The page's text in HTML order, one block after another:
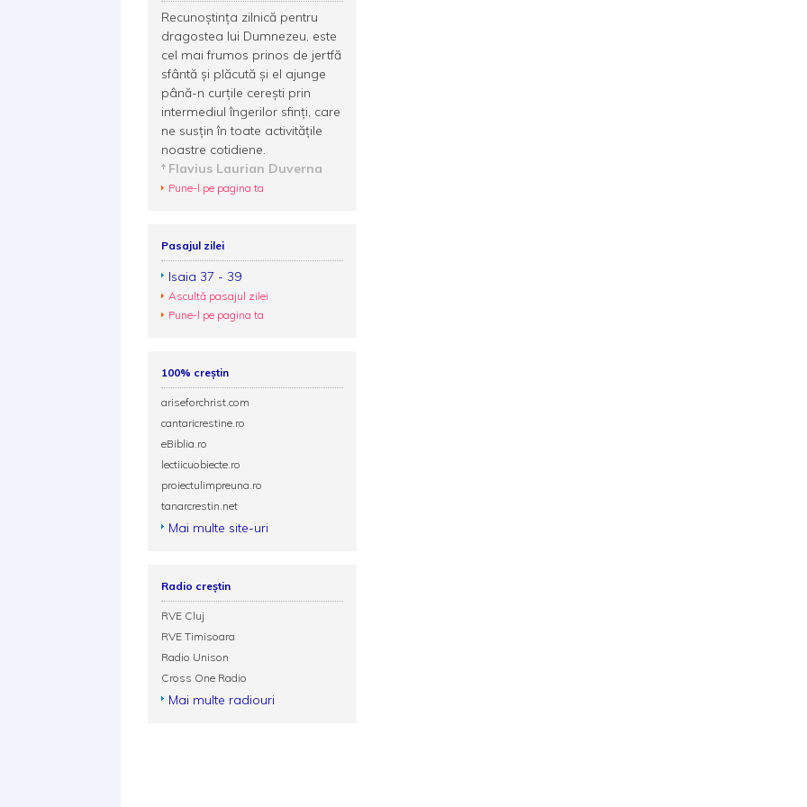
Recunoştinţa zilnică pentru
dragostea lui Dumnezeu, este
cel mai frumos prinos de jertfă
sfântă şi plăcută şi el ajunge
până-n curţile cereşti prin
intermediul îngerilor sfinţi, care
ne susţin în toate activităţile
noastre cotidiene.
Flavius Laurian Duverna
Pune-l pe pagina ta
Pasajul zilei
Isaia 37 - 39
Ascultă pasajul zilei
Pune-l pe pagina ta
100% creștin
ariseforchrist.com
cantaricrestine.ro
eBiblia.ro
lectiicuobiecte.ro
proiectulimpreuna.ro
tanarcrestin.net
Mai multe site-uri
Radio creștin
RVE Cluj
RVE Timisoara
Radio Unison
Cross One Radio
Mai multe radiouri